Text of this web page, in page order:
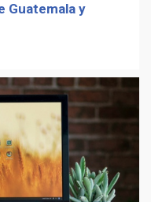
Guatemala y